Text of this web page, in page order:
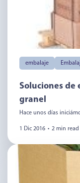
embalaje
Soluciones de
granel
Hace unos días
1 Dic 2016 • 2 min read